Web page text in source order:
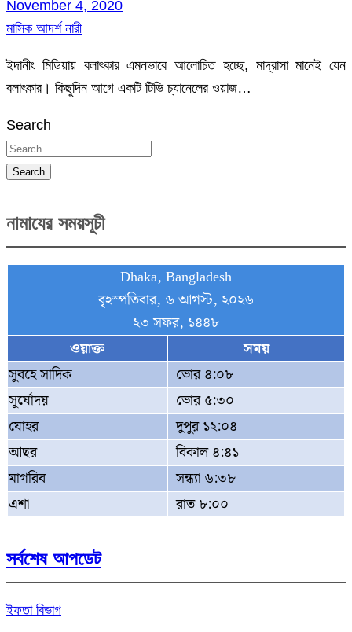
November 4, 2020
মাসিক আদর্শ নারী
ইদানীং মিডিয়ায় বলাৎকার এমনভাবে আলোচিত হচ্ছে, মাদ্রাসা মানেই যেন
বলাৎকার। কিছুদিন আগে একটি টিভি চ্যানেলের ওয়াজ…
Search
Search
নামাযের সময়সূচী
Dhaka, Bangladesh
বৃহস্পতিবার, ৬ আগস্ট, ২০২৬
২৩ সফর, ১৪৪৮
ওয়াক্ত
সময়
সুবহে সাদিক
ভোর ৪:০৮
সূর্যোদয়
ভোর ৫:৩০
যোহর
দুপুর ১২:০৪
আছর
বিকাল ৪:৪১
মাগরিব
সন্ধ্যা ৬:৩৮
এশা
রাত ৮:০০
সর্বশেষ আপডেট
ইফতা বিভাগ